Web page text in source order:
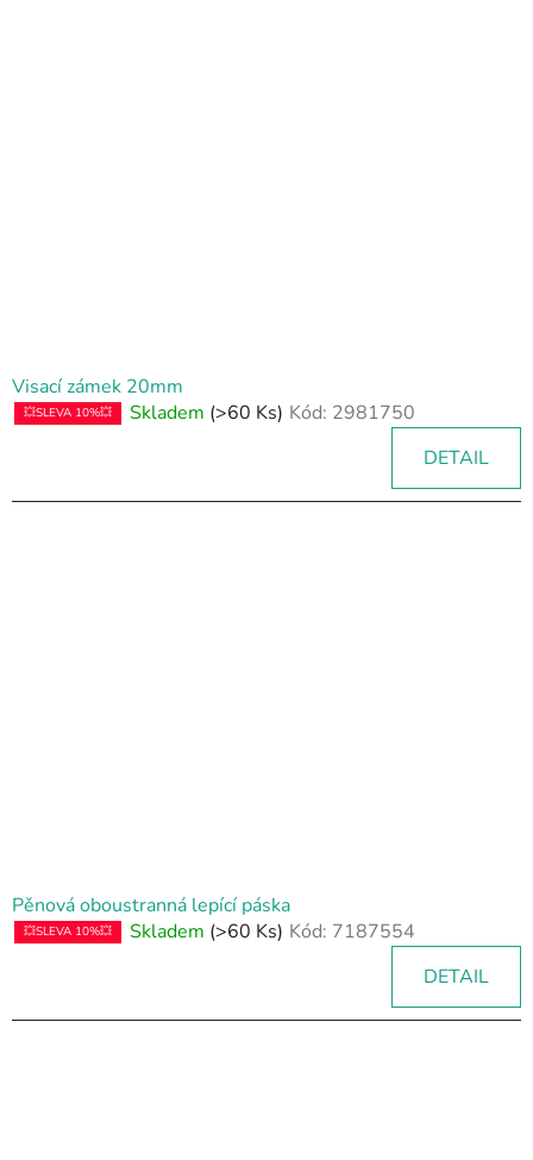
Visací zámek 20mm
💥SLEVA 10%💥 Skladem (>60 Ks) Kód: 2981750
DETAIL
Pěnová oboustranná lepící páska
💥SLEVA 10%💥 Skladem (>60 Ks) Kód: 7187554
DETAIL